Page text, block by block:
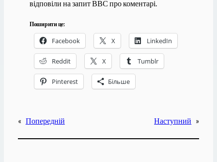
відповіли на запит ВВС про коментарі.
Поширити це:
Facebook X LinkedIn
Reddit X Tumblr
Pinterest Більше
« Попередній Наступний »